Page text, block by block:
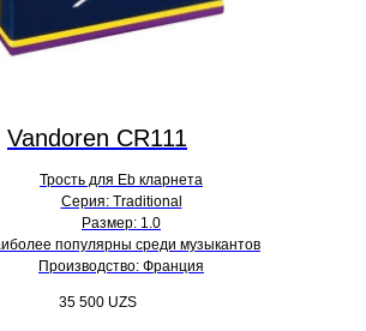
Vandoren CR111
Трость для Eb кларнета
Серия: Traditional
Размер: 1.0
популярны среди музыкантов
Производство: Франция
35 500 UZS